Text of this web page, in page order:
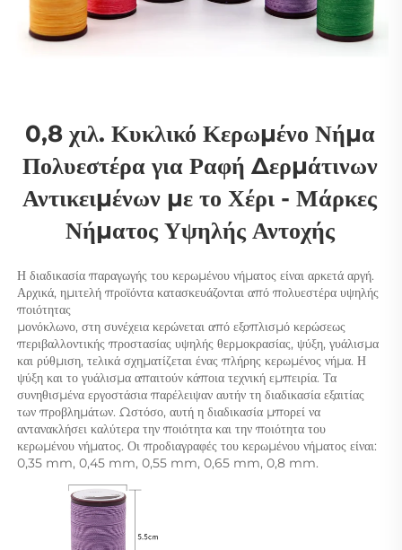
0,8 χιλ. Κυκλικό Κερωμένο Νήμα
Πολυεστέρα για Ραφή Δερμάτινων
Αντικειμένων με το Χέρι - Μάρκες
Νήματος Υψηλής Αντοχής
Η διαδικασία παραγωγής του κερωμένου νήματος είναι αρκετά αργή.
Αρχικά, ημιτελή προϊόντα κατασκευάζονται από πολυεστέρα υψηλής
ποιότητας
μονόκλωνο, στη συνέχεια κερώνεται από εξοπλισμό κερώσεως
περιβαλλοντικής προστασίας υψηλής θερμοκρασίας, ψύξη, γυάλισμα
και ρύθμιση, τελικά σχηματίζεται ένας πλήρης κερωμένος νήμα. Η
ψύξη και το γυάλισμα απαιτούν κάποια τεχνική εμπειρία. Τα
συνηθισμένα εργοστάσια παρέλειψαν αυτήν τη διαδικασία εξαιτίας
των προβλημάτων. Ωστόσο, αυτή η διαδικασία μπορεί να
αντανακλήσει καλύτερα την ποιότητα και την ποιότητα του
κερωμένου νήματος. Οι προδιαγραφές του κερωμένου νήματος είναι:
0,35 mm, 0,45 mm, 0,55 mm, 0,65 mm, 0,8 mm.